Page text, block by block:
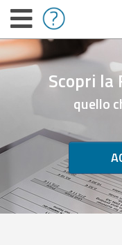
Scopri
quello